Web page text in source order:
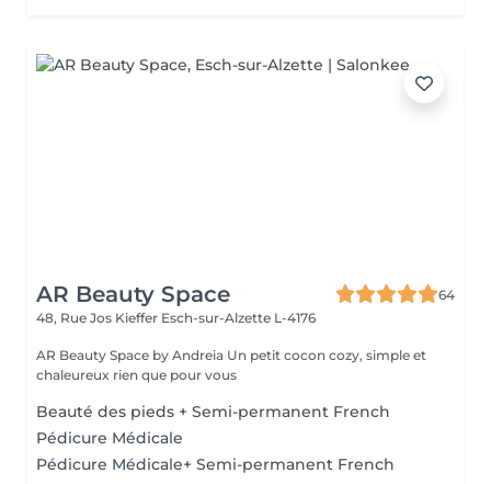
AR Beauty Space
64
48, Rue Jos Kieffer Esch-sur-Alzette L-4176
AR Beauty Space by Andreia Un petit cocon cozy, simple et
chaleureux rien que pour vous
Beauté des pieds + Semi-permanent French
Pédicure Médicale
Pédicure Médicale+ Semi-permanent French